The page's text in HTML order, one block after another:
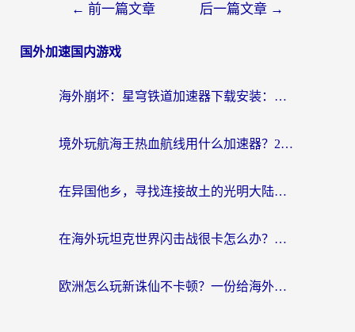
← 前一篇文章 后一篇文章 →
国外加速国内游戏
海外崩坏：星穹铁道加速器下载安装：一份给游子的终极网络指南
境外玩航海王热血航线用什么加速器？2026海外玩家实测最优方案（附欧洲问道堡垒前线加速技巧）
在异国他乡，寻找连接故土的光明大陆免费加速器
在海外玩坦克世界闪击战很卡怎么办？老玩家亲测有效的加速器选择指南
欧洲怎么玩新诛仙不卡顿？一份给海外游子的国服游戏畅玩指南